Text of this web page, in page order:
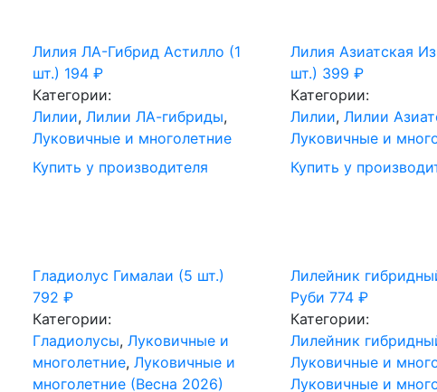
Лилия ЛА-Гибрид Астилло (1
шт.) 194 ₽
Категории:
Лилии, Лилии ЛА-гибриды,
Луковичные и многолетние
Купить у производителя
Лилия Азиатская
шт.) 399₽
Категории:
Лилии,Лилии
Луковичные и
Купить у
Гладиолус Гималаи (5 шт.)
792 ₽
Категории:
Гладиолусы, Луковичные и
многолетние, Луковичные и
многолетние (Весна 2026)
Лилейник
Руби 774₽
Категории:
Лилейник
Луковичные и
Луковичные и